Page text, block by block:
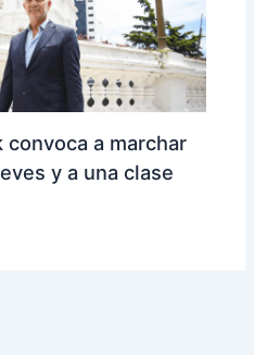
convoca a marchar
y a una clase